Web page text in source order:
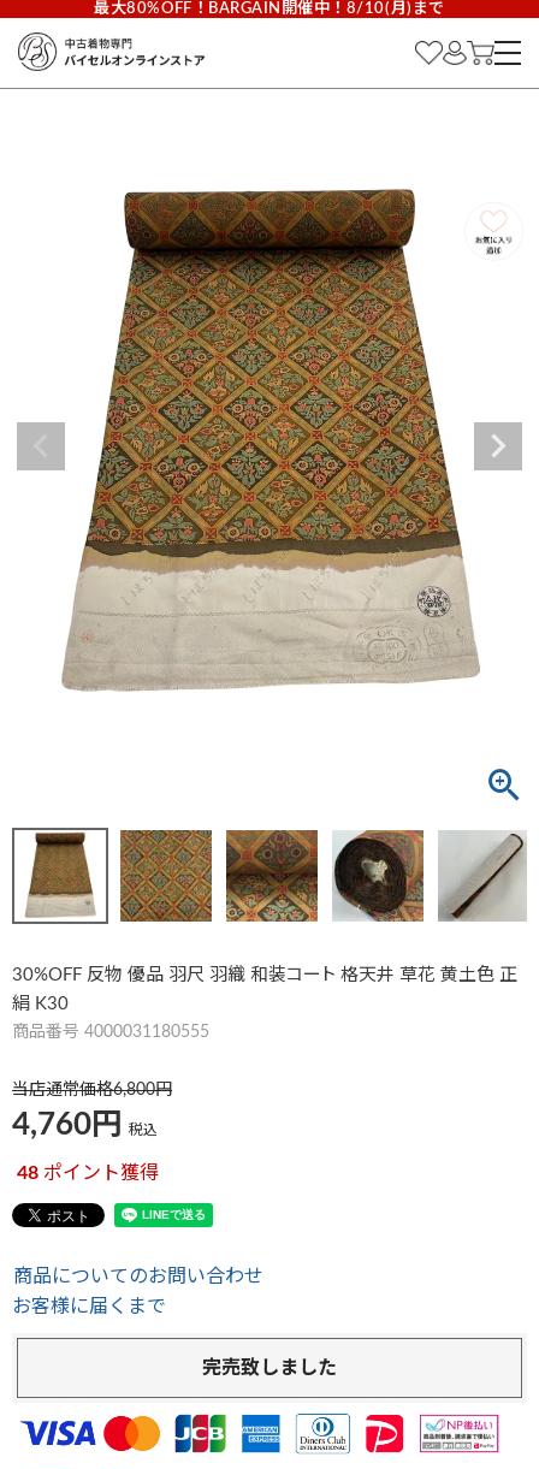
最大80%OFF！BARGAIN開催中！8/10(月)まで
30%OFF 反物 優品 羽尺 羽織 和装コート 格天井 草花 黄土色 正
絹 K30
商品番号 4000031180555
当店通常価格6,800
4,760 税込
48 ポイント獲得
商品についてのお問い合わせ
お客様に届くまで
完売致しました